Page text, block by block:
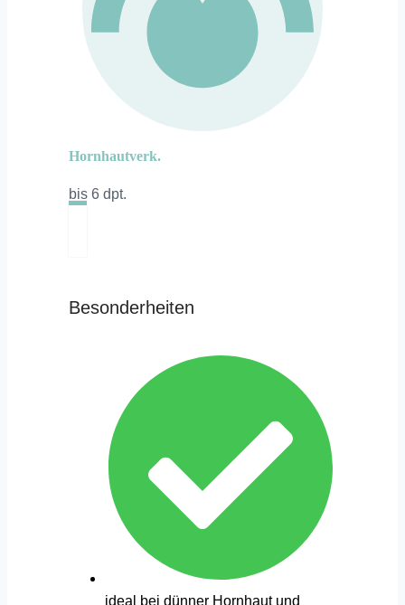
Hornhautverk.
bis 6 dpt.
Besonderheiten
ideal bei dünner Hornhaut und